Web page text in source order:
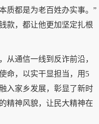
质都是为老百姓办实事。”
款，都让他更加坚定扎根
从通信一线到反诈前沿，
命，以实干显担当，用5
入家乡发展，彰显了新时
精神风貌，让民大精神在